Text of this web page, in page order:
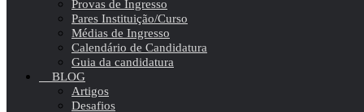
Provas de Ingresso
Pares Instituição/Curso
Médias de Ingresso
Calendário de Candidatura
Guia da candidatura
BLOG
Artigos
Desafios